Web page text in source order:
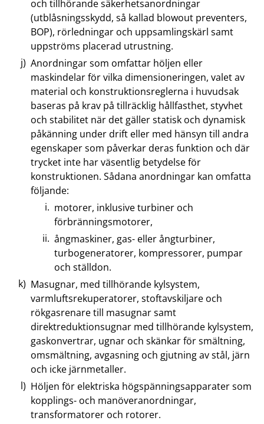
och tillhörande säkerhetsanordningar
(utblåsningsskydd, så kallad blowout preventers,
BOP), rörledningar och uppsamlingskärl samt
uppströms placerad utrustning.
Anordningar som omfattar höljen eller
maskindelar för vilka dimensioneringen, valet av
material och konstruktionsreglerna i huvudsak
baseras på krav på tillräcklig hållfasthet, styvhet
och stabilitet när det gäller statisk och dynamisk
påkänning under drift eller med hänsyn till andra
egenskaper som påverkar deras funktion och där
trycket inte har väsentlig betydelse för
konstruktionen. Sådana anordningar kan omfatta
följande:
motorer, inklusive turbiner och
förbränningsmotorer,
ångmaskiner, gas- eller ångturbiner,
turbogeneratorer, kompressorer, pumpar
och ställdon.
Masugnar, med tillhörande kylsystem,
varmluftsrekuperatorer, stoftavskiljare och
rökgasrenare till masugnar samt
direktreduktionsugnar med tillhörande kylsystem,
gaskonvertrar, ugnar och skänkar för smältning,
omsmältning, avgasning och gjutning av stål, järn
och icke järnmetaller.
Höljen för elektriska högspänningsapparater som
kopplings- och manöveranordningar,
transformatorer och rotorer.